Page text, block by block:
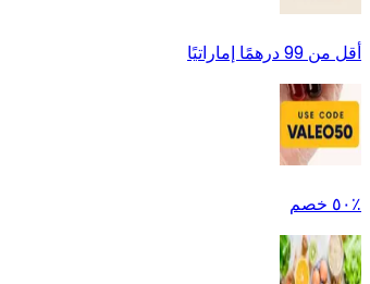
أقل من 99 درهمًا إماراتيًا
٪٥٠ خصم